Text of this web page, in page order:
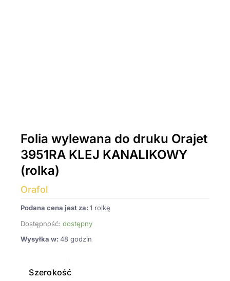
Folia wylewana do druku Orajet
3951RA KLEJ KANALIKOWY
(rolka)
Orafol
Podana cena jest za: 1 rolkę
Dostępność: dostępny
Wysyłka w: 48 godzin
Szerokość